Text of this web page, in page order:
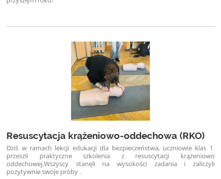
Resuscytacja krążeniowo-oddechowa (RKO)
Dziś w ramach lekcji edukacji dla bezpieczeństwa, uczniowie klas 1
przeszli praktyczne szkolenia z resuscytacji krążeniowo
oddechowej.Wszyscy stanęli na wysokości zadania i zaliczyli
pozytywnie swoje próby .